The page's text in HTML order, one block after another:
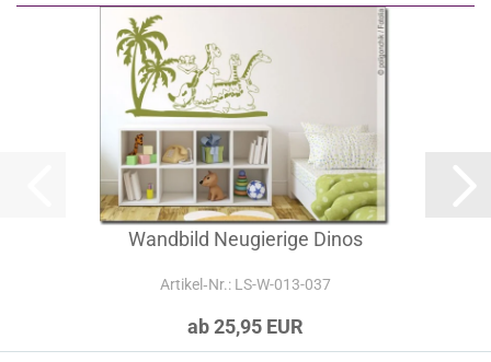
Wandbild Neugierige Dinos
Artikel‑Nr.: LS-W-013-037
ab 25,95 EUR